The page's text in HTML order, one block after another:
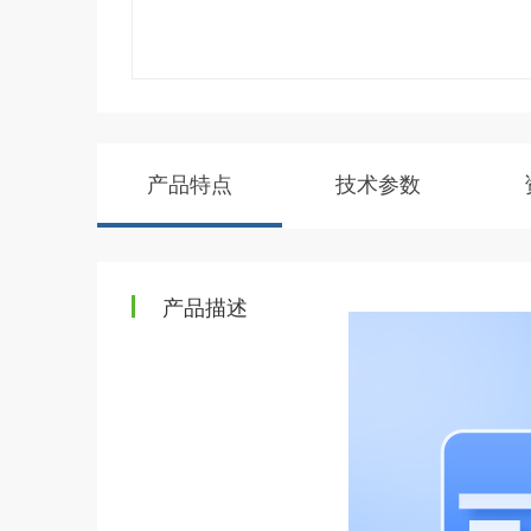
产品特点 技术参数
产品描述